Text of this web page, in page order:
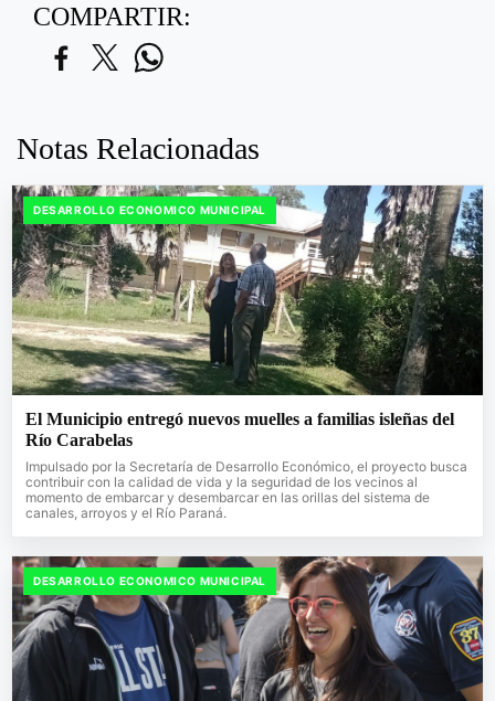
COMPARTIR:
Notas Relacionadas
DESARROLLO ECONOMICO MUNICIPAL
El Municipio entregó nuevos muelles a familias isleñas del
Río Carabelas
Impulsado por la Secretaría de Desarrollo Económico, el proyecto busca
contribuir con la calidad de vida y la seguridad de los vecinos al
momento de embarcar y desembarcar en las orillas del sistema de
canales, arroyos y el Río Paraná.
DESARROLLO ECONOMICO MUNICIPAL